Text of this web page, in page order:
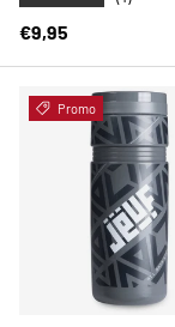
Prix habituel
€9,95
Promo